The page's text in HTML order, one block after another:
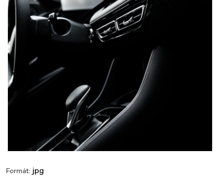
Formát: jpg